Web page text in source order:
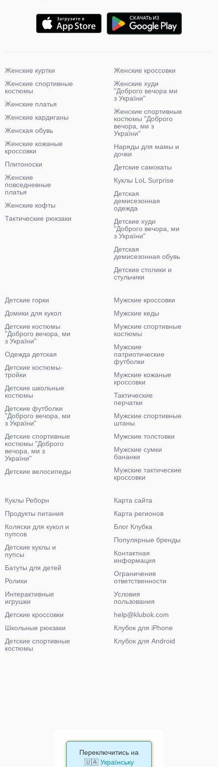
Женские куртки
Женские спортивные
костюмы
Женские платья
Женские кардиганы
Женская обувь
Женские кожаные
кроссовки
Плитоноски
Женские
повседневные
платья
Женские кофты
Тактические рюкзаки
Женские кроссовки
Женские худи
"Доброго вечора ми
з України"
Женские спортивные
костюмы "Доброго
вечора, ми з
України"
Наряды для мамы и
дочки
Детские самокаты
Куклы LoL Surprise
Детская
демисезонная
одежда
Детские худи
"Доброго вечора, ми
з України"
Детская
демисезонная обувь
Детские столики и
стульчики
Детские горки
Домики для кукол
Детские костюмы
"Доброго вечора, ми
з України"
Одежда детская
Детские костюмы-
тройки
Детские школьные
костюмы
Детские футболки
"Доброго вечора, ми
з України"
Детские спортивные
костюмы "Доброго
вечора, ми з
України"
Детские велосипеды
Мужские кроссовки
Мужские кеды
Мужские спортивные
костюмы
Мужские
патриотические
футболки
Мужские кожаные
кроссовки
Тактические
перчатки
Мужские спортивные
штаны
Мужские толстовки
Мужские сумки
бананки
Мужские тактические
кроссовки
Куклы Реборн
Продукты питания
Коляски для кукол и
пупсов
Детские куклы и
пупсы
Батуты для детей
Ролики
Интерактивные
игрушки
Детские кроссовки
Школьные рюкзаки
Детские спортивные
костюмы
Карта сайта
Карта регионов
Блог Клубка
Популярные бренды
Контактная
информация
Ограничение
ответственности
Условия
пользования
help@klubok.com
Клубок для iPhone
Клубок для Android
Переключитись на
🇺🇦 Українську